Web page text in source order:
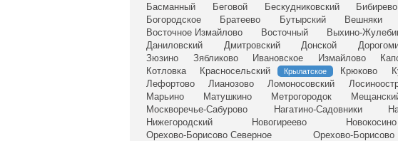
Басманный
Беговой Бескудниковский Бибирево
Богородское
Братеево Бутырский Вешняки
Восточное Измайлово
Восточный Выхино-
Даниловский
Дмитровский Донской
Зюзино
Зябликово Ивановское Измайлово
Котловка
Красносельский Крылатское Крюково
Лефортово
Лианозово Ломоносовский
Марьино
Матушкино Метрогородок
Москворечье-Сабурово
Нагатино-Садовники
Нижегородский
Новогиреево Новокосино
Орехово-Борисово Северное
Орехово-